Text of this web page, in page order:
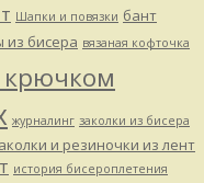
Шапки и повязки бант
из бисера вязаная кофточка
крючком
журналинг заколки из бисера
и резиночки из лент
история бисероплетения